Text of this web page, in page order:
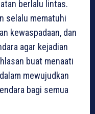
berlalu lintas.
selalu mematuhi
kewaspadaan, dan
agar kejadian
buat menaati
mewujudkan
bagi semua